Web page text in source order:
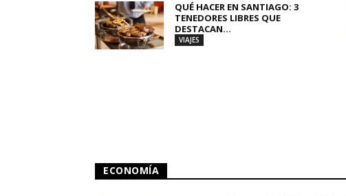
QUÉ HACER EN SANTIAGO: 3
TENEDORES LIBRES QUE
DESTACAN...
VIAJES
ECONOMÍA